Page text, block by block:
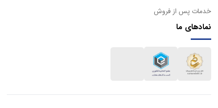
خدمات پس از فروش
نمادهای ما